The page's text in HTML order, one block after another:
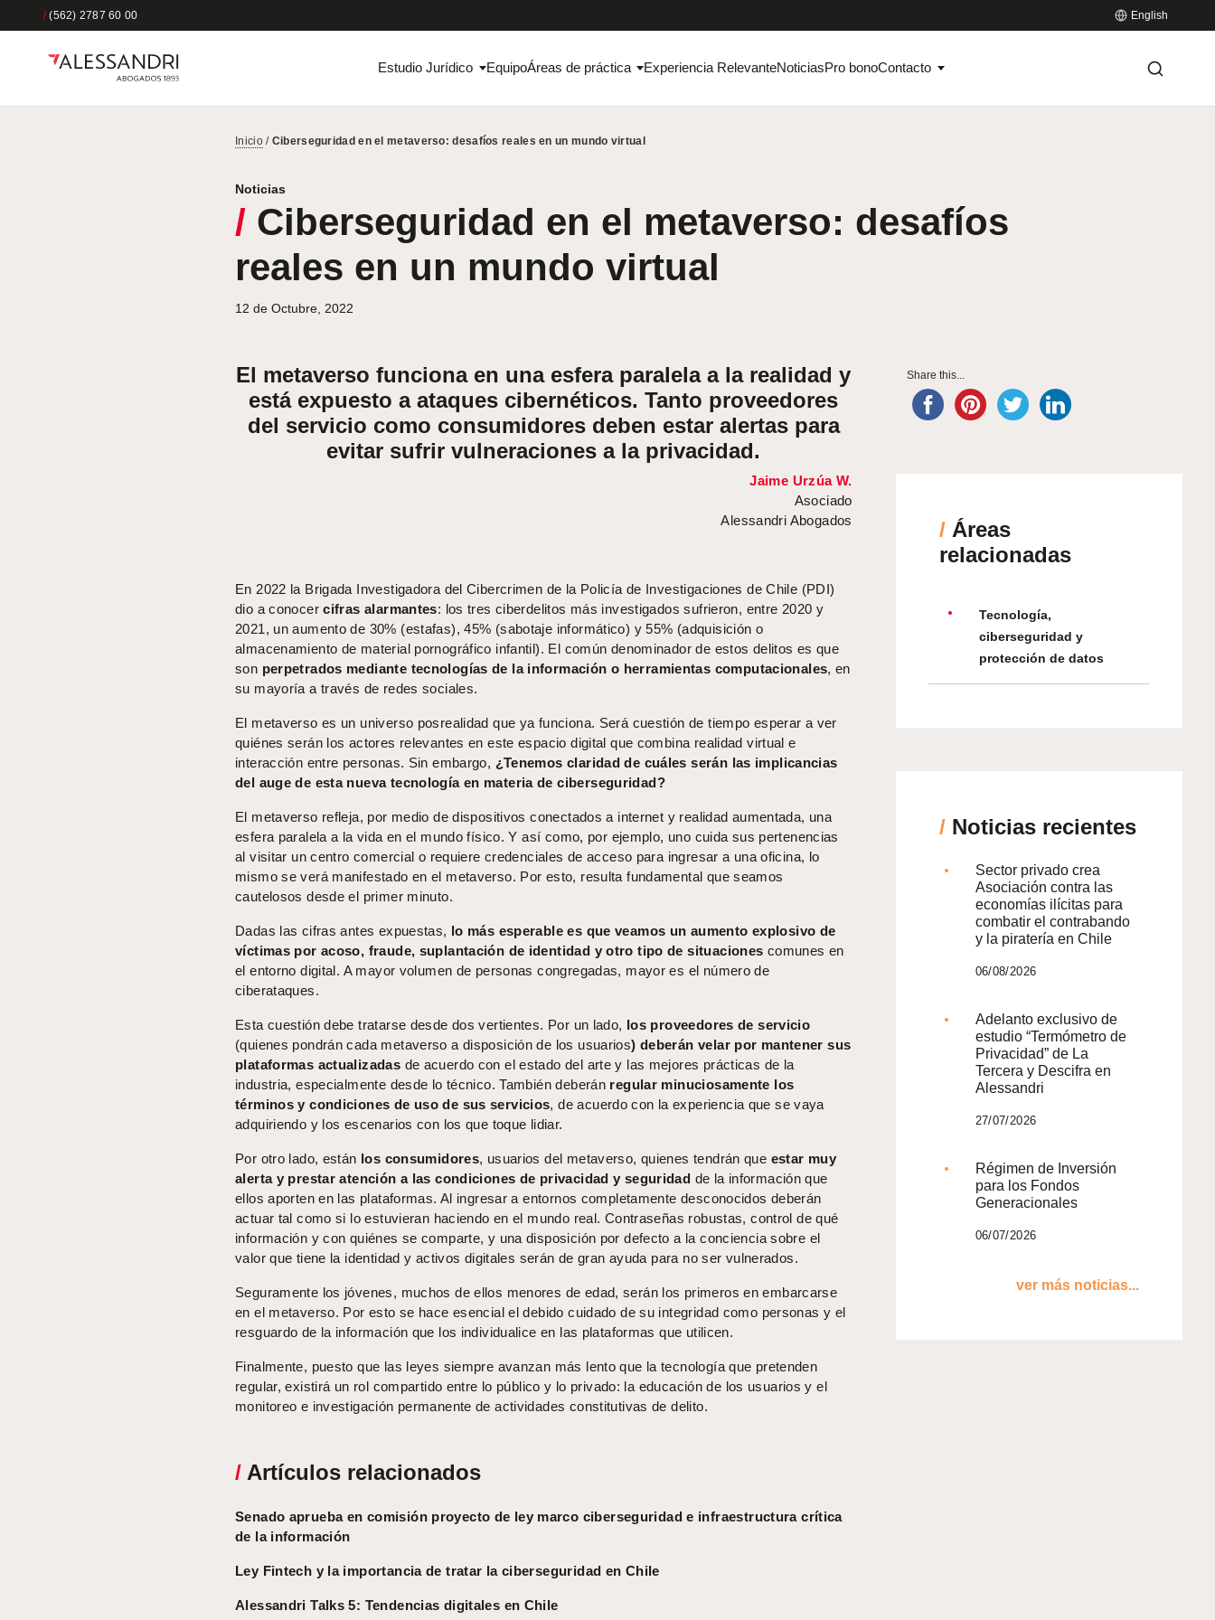
/(562) 2787 60 00 English
Estudio Jurídico EquipoÁreas de práctica Experiencia RelevanteNoticiasPro bonoContacto
Inicio/ Ciberseguridad en el metaverso: desafíos reales en un mundo virtual
Noticias
/ Ciberseguridad en el metaverso: desafíos
reales en un mundo virtual
12 de Octubre, 2022
El metaverso funciona en una esfera paralela a la realidad y
está expuesto a ataques cibernéticos. Tanto proveedores
del servicio como consumidores deben estar alertas para
evitar sufrir vulneraciones a la privacidad.
Jaime Urzúa W.
Asociado
Alessandri Abogados
En 2022 la Brigada Investigadora del Cibercrimen de la Policía de Investigaciones de Chile (PDI)
dio a conocercifras alarmantes: los tres ciberdelitos más investigados sufrieron, entre 2020 y
2021, un aumento de 30% (estafas), 45% (sabotaje informático) y 55% (adquisición o
almacenamiento de material pornográfico infantil). El común denominador de estos delitos es que
son perpetrados mediante tecnologías de la información o herramientas computacionales, en
su mayoría a través de redes sociales.
El metaverso es un universo posrealidad que ya funciona. Será cuestión de tiempo esperar a ver
quiénes serán los actores relevantes en este espacio digital que combina realidad virtual e
interacción entre personas. Sin embargo, ¿Tenemos claridad de cuáles serán las implicancias
del auge de esta nueva tecnología en materia de ciberseguridad?
El metaverso refleja, por medio de dispositivos conectados a internet y realidad aumentada, una
esfera paralela a la vida en el mundo físico. Y así como, por ejemplo, uno cuida sus pertenencias
al visitar un centro comercial o requiere credenciales de acceso para ingresar a una oficina, lo
mismo se verá manifestado en el metaverso. Por esto, resulta fundamental que seamos
cautelosos desde el primer minuto.
Dadas las cifras antes expuestas, lo más esperable es que veamos un aumento explosivo de
víctimas por acoso, fraude, suplantación de identidad y otro tipo de situaciones comunes en
el entorno digital. A mayor volumen de personas congregadas, mayor es el número de
ciberataques.
Esta cuestión debe tratarse desde dos vertientes. Por un lado, los proveedores de servicio
(quienes pondrán cada metaverso a disposición de los usuarios) deberán velar por mantener sus
plataformas actualizadas de acuerdo con el estado del arte y las mejores prácticas de la
industria, especialmente desde lo técnico. También deberán regular minuciosamente los
términos y condiciones de uso de sus servicios, de acuerdo con la experiencia que se vaya
adquiriendo y los escenarios con los que toque lidiar.
Por otro lado, están los consumidores, usuarios del metaverso, quienes tendrán que estar muy
alerta y prestar atención a las condiciones de privacidad y seguridad de la información que
ellos aporten en las plataformas. Al ingresar a entornos completamente desconocidos deberán
actuar tal como si lo estuvieran haciendo en el mundo real. Contraseñas robustas, control de qué
información y con quiénes se comparte, y una disposición por defecto a la conciencia sobre el
valor que tiene la identidad y activos digitales serán de gran ayuda para no ser vulnerados.
Seguramente los jóvenes, muchos de ellos menores de edad, serán los primeros en embarcarse
en el metaverso. Por esto se hace esencial el debido cuidado de su integridad como personas y el
resguardo de la información que los individualice en las plataformas que utilicen.
Finalmente, puesto que las leyes siempre avanzan más lento que la tecnología que pretenden
regular, existirá un rol compartido entre lo público y lo privado: la educación de los usuarios y el
monitoreo e investigación permanente de actividades constitutivas de delito.
/ Artículos relacionados
Senado aprueba en comisión proyecto de ley marco ciberseguridad e infraestructura crítica
de la información
Ley Fintech y la importancia de tratar la ciberseguridad en Chile
Alessandri Talks 5: Tendencias digitales en Chile
Share this...
/Áreas
relacionadas
Tecnología,
ciberseguridad y
protección de datos
/Noticias recientes
Sector privado crea
Asociación contra las
economías ilícitas para
combatir el contrabando
y la piratería en Chile
06/08/2026
Adelanto exclusivo de
estudio “Termómetro de
Privacidad” de La
Tercera y Descifra en
Alessandri
27/07/2026
Régimen de Inversión
para los Fondos
Generacionales
06/07/2026
ver más noticias...